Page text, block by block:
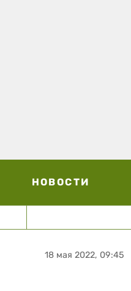
НОВОСТИ
18 мая 2022, 09:45